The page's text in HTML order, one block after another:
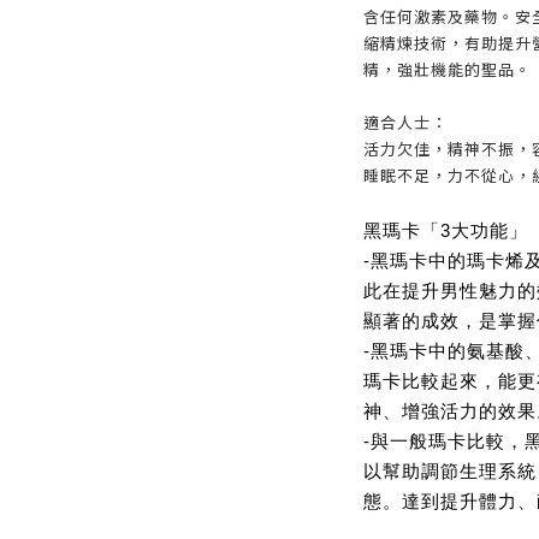
含任何激素及藥物。
縮精煉技術，有助提
精，強壯機能的聖品。
適合人士：
活力欠佳，精神不振，
睡眠不足，力不從心
黑瑪卡「3大功能」
-黑瑪卡中的瑪卡烯
此在提升男性魅力
顯著的成效，是掌
-黑瑪卡中的氨基酸
瑪卡比較起來，能
神、增強活力的效
-與一般瑪卡比較，
以幫助調節生理系
態。達到提升體力